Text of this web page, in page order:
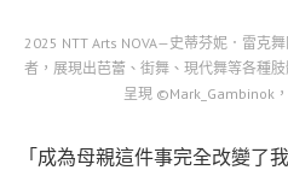
2025 NTT Arts NOVA—史蒂芬妮．雷克
者，展現出芭蕾、街舞、現代舞等各種
呈現 ©Mark_Gambinok
「成為母親這件事完全改變了